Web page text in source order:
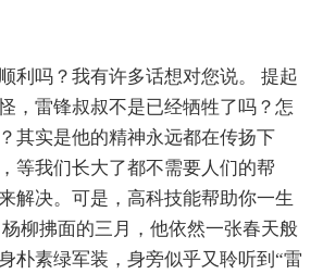
利吗？我有许多话想对您说。 提起
，雷锋叔叔不是已经牺牲了吗？怎
其实是他的精神永远都在传扬下
等我们长大了都不需要人们的帮
解决。可是，高科技能帮助你一生
柳拂面的三月，他依然一张春天般
朴素绿军装，身旁似乎又聆听到“雷